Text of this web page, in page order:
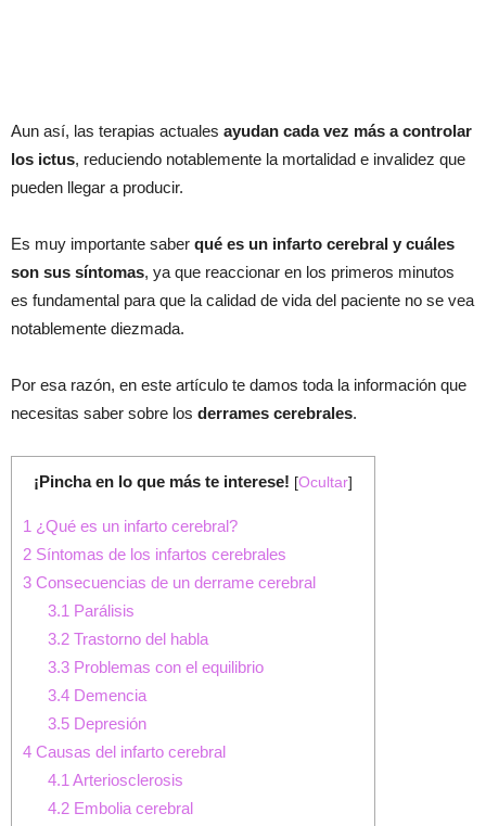
Aun así, las terapias actuales ayudan cada vez más a controlar
los ictus, reduciendo notablemente la mortalidad e invalidez que
pueden llegar a producir.
Es muy importante saber qué es un infarto cerebral y cuáles
son sus síntomas, ya que reaccionar en los primeros minutos
es fundamental para que la calidad de vida del paciente no se vea
notablemente diezmada.
Por esa razón, en este artículo te damos toda la información que
necesitas saber sobre los derrames cerebrales.
¡Pincha en lo que más te interese! [Ocultar]
1 ¿Qué es un infarto cerebral?
2 Síntomas de los infartos cerebrales
3 Consecuencias de un derrame cerebral
3.1 Parálisis
3.2Trastorno del habla
3.3Problemas con el equilibrio
3.4Demencia
3.5Depresión
4 Causas del infarto cerebral
4.1 Arteriosclerosis
4.2Embolia cerebral